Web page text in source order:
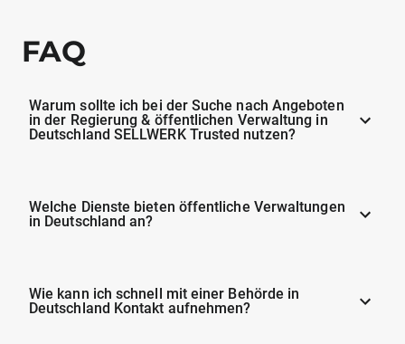
FAQ
Warum sollte ich bei der Suche nach Angeboten
in der Regierung & öffentlichen Verwaltung in
Deutschland SELLWERK Trusted nutzen?
Welche Dienste bieten öffentliche Verwaltungen
in Deutschland an?
Wie kann ich schnell mit einer Behörde in
Deutschland Kontakt aufnehmen?